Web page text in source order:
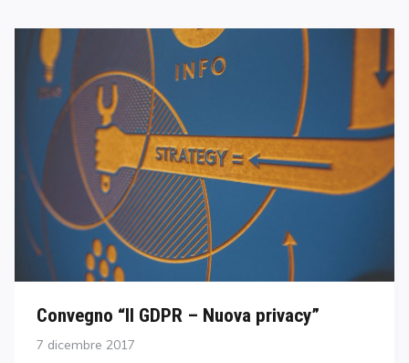
Convegno “Il GDPR – Nuova privacy”
Posted
7 dicembre 2017